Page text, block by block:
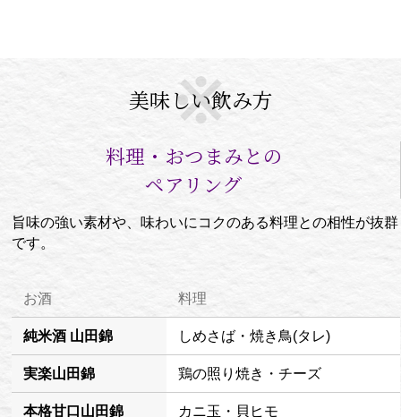
美味しい飲み方
料理・おつまみとの
ペアリング
旨味の強い素材や、味わいにコクのある料理との相性が抜群
です。
お酒 料理
純米酒 山田錦 しめさば・焼き鳥(タレ)
実楽山田錦 鶏の照り焼き・チーズ
本格甘口山田錦 カニ玉・貝ヒモ